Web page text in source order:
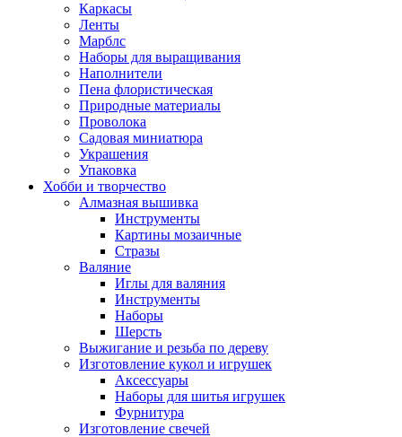
Каркасы
Ленты
Марблс
Наборы для выращивания
Наполнители
Пена флористическая
Природные материалы
Проволока
Садовая миниатюра
Украшения
Упаковка
Хобби и творчество
Алмазная вышивка
Инструменты
Картины мозаичные
Стразы
Валяние
Иглы для валяния
Инструменты
Наборы
Шерсть
Выжигание и резьба по дереву
Изготовление кукол и игрушек
Аксессуары
Наборы для шитья игрушек
Фурнитура
Изготовление свечей